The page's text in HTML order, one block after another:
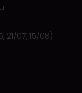
07, 15/08)